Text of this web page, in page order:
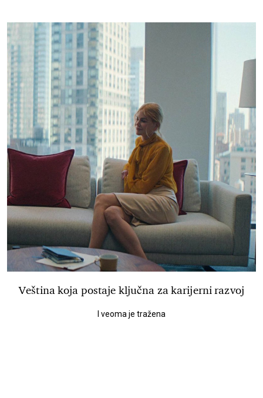
Veština koja postaje ključna za karijerni razvoj
I veoma je tražena